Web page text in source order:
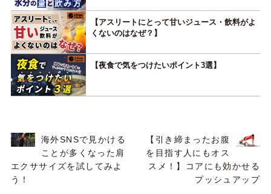
【アスリートにとって甘いジュース・飲料がよ
くないのはなぜ？】
【夜食で気をつけたいポイント3選】
海外SNSで見かける
ことが多くなった肩
エクササイズを試してみよ
う！
【引き締まったお腹
を目指す人にもオス
スメ！】コアにも効かせる
プッシュアップ